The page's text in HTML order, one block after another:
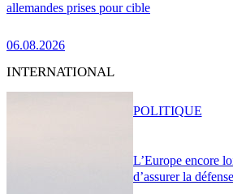
allemandes prises pour cible
06.08.2026
INTERNATIONAL
L’Europe encore
d’assurer la
POLITIQUE